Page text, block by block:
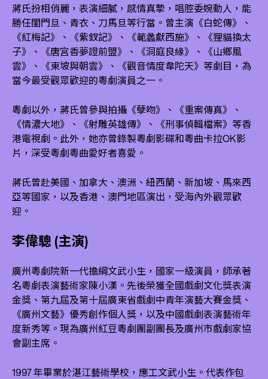
蔣氏扮相俏麗，表演細膩，感情真摯，唱腔委婉動人，能
勝任閨門旦、青衣、刀馬旦等行當。曾主演《白蛇傳》、
《紅梅記》、《紫釵記》、《範蠡獻西施》、《狸貓換太
子》、《唐宮香夢證前盟》、《洞庭良緣》、《山鄉風
雲》、《東坡與朝雲》、《觀音情度韋陀天》等劇目，為
當今最受觀眾歡迎的粵劇演員之一。
粵劇以外，蔣氏曾參與拍攝《孽吻》、《重案傳真》、
《情濃大地》、《射雕英雄傳》、《刑事偵輯檔案》等香
港電視劇。此外，她亦曾錄製粵劇影碟和粵曲卡拉OK影
片，深受粵劇粵曲愛好者喜愛。
蔣氏曾赴美國、加拿大、澳洲、紐西蘭、新加坡、馬來西
亞等國家，以及香港、澳門地區演出，受海內外觀眾歡
迎。
李偉驄 (主演)
廣州粵劇院新一代擔綱文武小生，國家一級演員，師承著
名粵劇表演藝術家陳小漢。先後榮獲全國戲劇文化獎表演
金獎、第九屆及第十屆廣東省戲劇中青年演藝大賽金獎、
《廣州文藝》優秀創作個人獎，以及中國戲劇表演藝術年
度新秀等。現為廣州紅豆粵劇團副團長及廣州市戲劇家協
會副主席。
1997 年畢業於湛江藝術學校，應工文武小生。代表作包